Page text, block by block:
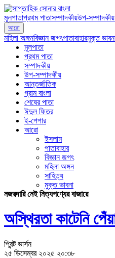
মূলপাতাপ্রথম পাতাসম্পাদকীয়উপ-সম্পাদকীয়
আরো
মহিলা অঙ্গনবিজ্ঞান জগৎপাতাবাহারমুক্ত
মূলপাতা
প্রথম পাতা
সম্পাদকীয়
উপ-সম্পাদকীয়
আন্তর্জাতিক
গ্রাম বাংলা
শেষের পাতা
ঈদুল ফিতর
ই-পেপার
আরো
ইসলাম
পাতাবাহার
বিজ্ঞান জগৎ
মহিলা অঙ্গন
সাহিত্য
মুক্ত ভাবনা
নজরদারি নেই নিত্যপণ্যের বাজারে
অস্থিরতা কাটেনি
প্রিন্ট ভার্সন
২৫ ডিসেম্বর ২০২৫ ২০:৩৮